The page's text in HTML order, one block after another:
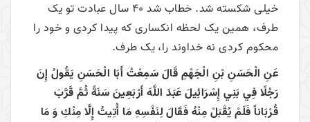
خیلی شکسته شد. خطاب شد 40 سال عبادت تو یک
طرف، همین یک لحظه انکساری که پیدا کردی و خود را
محکوم کردی نه خداوند را، یک طرف.
عَنِ الْحَسَنِ بْنِ الْجَهْمِ قَالَ سَمِعْتُ أَبَا الْحَسَنِ يَقُولُ‏ إِنَ‏
رَجُلًا فِي‏ بَنِي‏ إِسْرَائِيلَ‏ عَبَدَ اللَّهَ‏ أَرْبَعِينَ‏ سَنَةً ثُمَّ قَرَّبَ
قُرْبَاناً فَلَمْ يُقْبَلْ مِنْهُ فَقَالَ لِنَفْسِهِ مَا أُتِيتُ إِلَّا مِنْكِ وَ مَا